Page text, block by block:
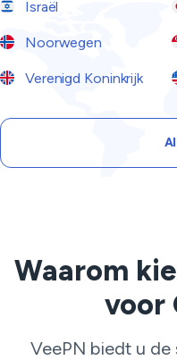
Israël
Noorwegen
Verenigd Koninkrijk
Waarom
voor
VeePN biedt u de